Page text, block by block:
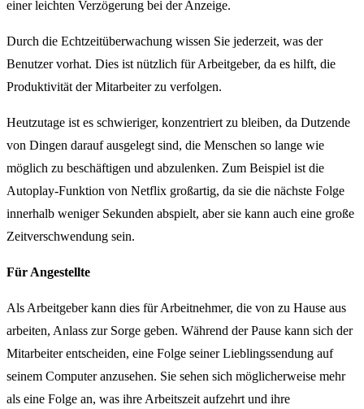
einer leichten Verzögerung bei der Anzeige.
Durch die Echtzeitüberwachung wissen Sie jederzeit, was der
Benutzer vorhat. Dies ist nützlich für Arbeitgeber, da es hilft, die
Produktivität der Mitarbeiter zu verfolgen.
Heutzutage ist es schwieriger, konzentriert zu bleiben, da Dutzende
von Dingen darauf ausgelegt sind, die Menschen so lange wie
möglich zu beschäftigen und abzulenken. Zum Beispiel ist die
Autoplay-Funktion von Netflix großartig, da sie die nächste Folge
innerhalb weniger Sekunden abspielt, aber sie kann auch eine große
Zeitverschwendung sein.
Für Angestellte
Als Arbeitgeber kann dies für Arbeitnehmer, die von zu Hause aus
arbeiten, Anlass zur Sorge geben. Während der Pause kann sich der
Mitarbeiter entscheiden, eine Folge seiner Lieblingssendung auf
seinem Computer anzusehen. Sie sehen sich möglicherweise mehr
als eine Folge an, was ihre Arbeitszeit aufzehrt und ihre